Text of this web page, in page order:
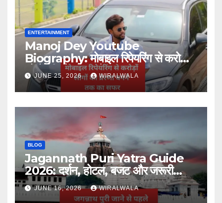
ENTERTAINMENT
Manoj Dey Youtube
Biography: मोबाइल रिपेयरिंग से करोड़ों
लोगों की प्रेरणा बनने तक का सफर
JUNE 25, 2026 WIRALWALA
BLOG
Jagannath Puri Yatra Guide
2026: दर्शन, होटल, बजट और जरूरी
जानकारी
JUNE 16, 2026 WIRALWALA